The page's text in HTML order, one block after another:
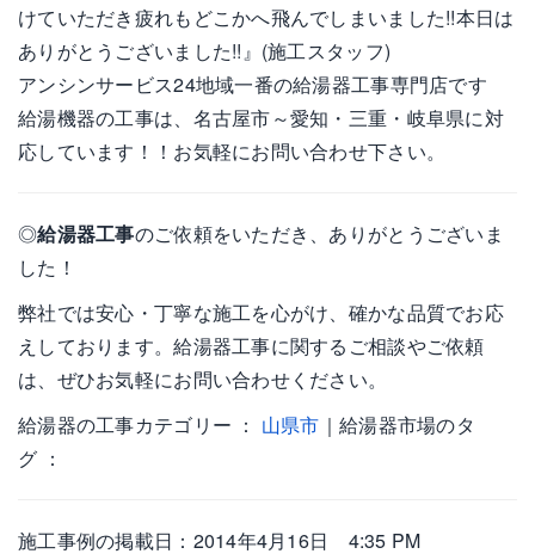
けていただき疲れもどこかへ飛んでしまいました!!本日は
ありがとうございました!!』(施工スタッフ)
アンシンサービス24地域一番の給湯器工事専門店です
給湯機器の工事は、名古屋市～愛知・三重・岐阜県に対
応しています！！お気軽にお問い合わせ下さい。
◎給湯器工事のご依頼をいただき、ありがとうございま
した！
弊社では安心・丁寧な施工を心がけ、確かな品質でお応
えしております。給湯器工事に関するご相談やご依頼
は、ぜひお気軽にお問い合わせください。
給湯器の工事カテゴリー ： 山県市 ｜給湯器市場のタ
グ ：
施工事例の掲載日：2014年4月16日 4:35 PM